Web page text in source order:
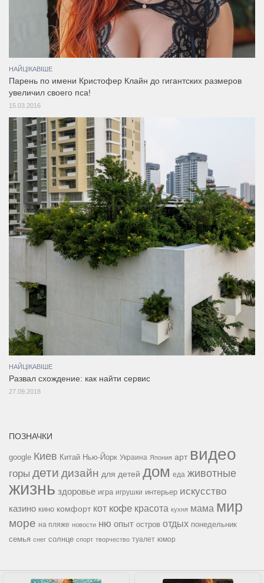
НАЙЦІКАВІШЕ
Парень по имени Кристофер Клайн до гигантских размеров
увеличил своего пса!
15.03.2016
НАЙЦІКАВІШЕ
Развал схождение: как найти сервис
27.09.2018
ПОЗНАЧКИ
google Киев Китай Нью-Йорк Украина Япония арт видео
горы дети дизайн для детей дом еда животные
жизнь здоровье игра игрушки интерьер искусство
казино кино комфорт кот кофе красота кухня мама мир
море на пляже новости ню опыт остров отдых понедельник
семья снег солнце спорт творчество туалет юмор